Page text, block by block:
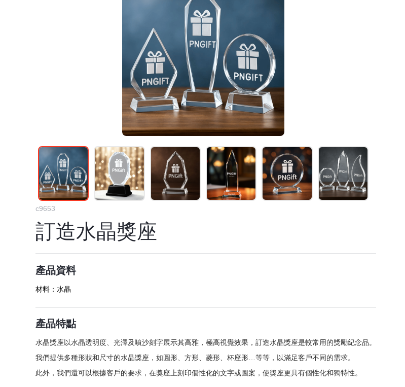
c9653
訂造水晶獎座
產品資料
材料： 水晶
產品特點
水晶獎座以水晶透明度、光澤及噴沙刻字展示其高雅，極高視覺效果，訂造水晶獎座是較常用的獎勵紀念品。
我們提供多種形狀和尺寸的水晶獎座，如圓形、方形、菱形、杯座形…等等，以滿足客戶不同的需求。
此外，我們還可以根據客戶的要求，在獎座上刻印個性化的文字或圖案，使獎座更具有個性化和獨特性。